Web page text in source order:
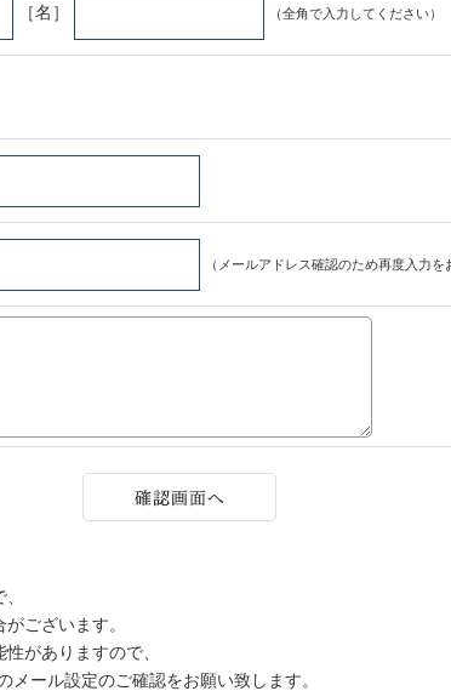
［名］ （全角で入力してください）
（メールアドレス確認のため再度入力を
ございます。
がありますので、
ール設定のご確認をお願い致します。